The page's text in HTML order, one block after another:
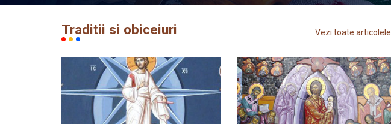
Traditii si obiceiuri Vezi toate articolele